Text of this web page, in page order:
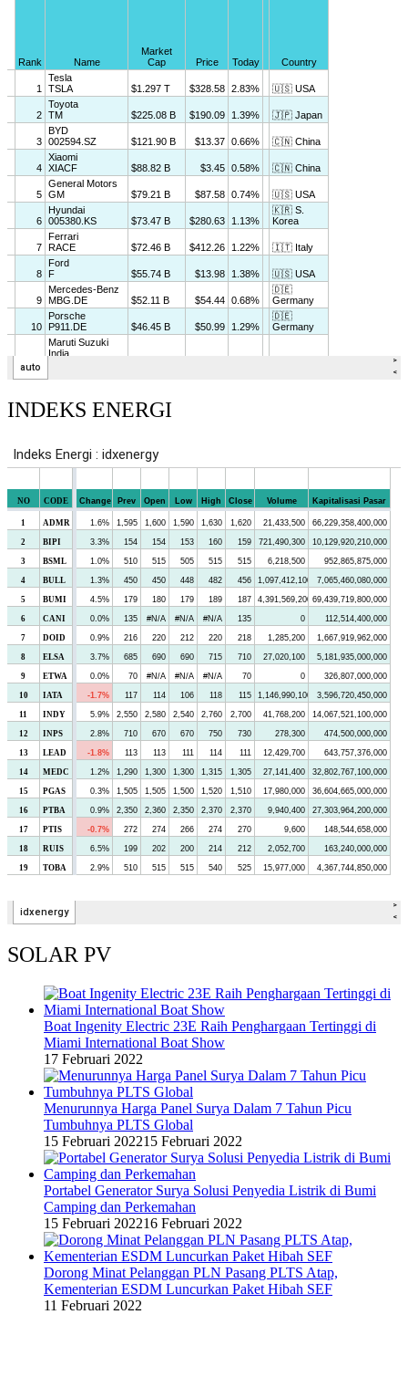
INDEKS ENERGI
SOLAR PV
Boat Ingenity Electric 23E Raih Penghargaan Tertinggi di
Miami International Boat Show
17 Februari 2022
Menurunnya Harga Panel Surya Dalam 7 Tahun Picu
Tumbuhnya PLTS Global
15 Februari 202215 Februari 2022
Portabel Generator Surya Solusi Penyedia Listrik di Bumi
Camping dan Perkemahan
15 Februari 202216 Februari 2022
Dorong Minat Pelanggan PLN Pasang PLTS Atap,
Kementerian ESDM Luncurkan Paket Hibah SEF
11 Februari 2022